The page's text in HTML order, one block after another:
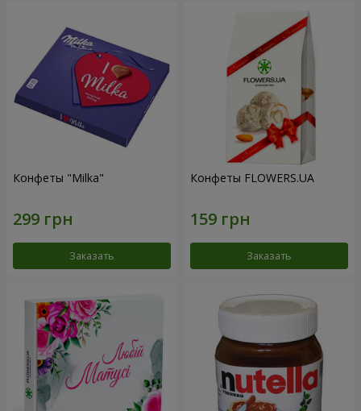
Конфеты "Milka"
Заказать
Конфеты FLOWERS.UA
Заказать